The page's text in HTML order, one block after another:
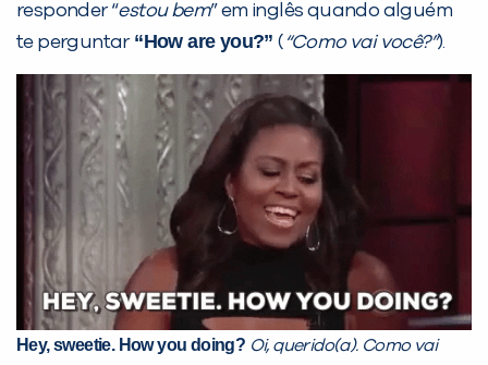
responder “estou bem” em inglês quando alguém
te perguntar“How are you?”(“Como vai você?”).
Hey, sweetie. How you doing? Oi, querido(a). Como vai
PEÇA UMA DEMONSTRAÇÃO DE MÉTODO
Desculpe!
Não encontramos nenhuma unidade
inFlux nesta cidade ou bairro que
você digitou.